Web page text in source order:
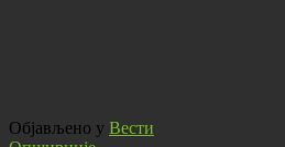
Објављено у Вести